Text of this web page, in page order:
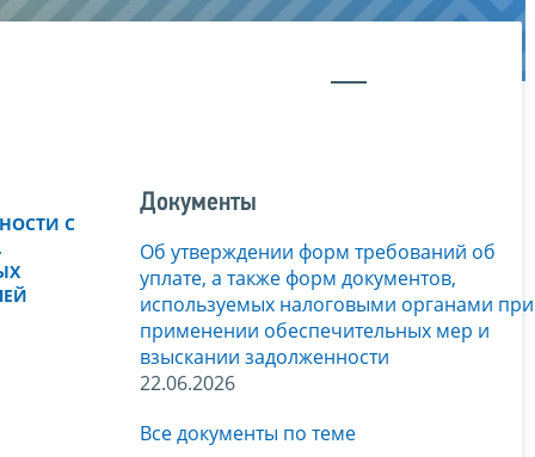
С
Документы
Об утверждении форм требований об
уплате, а также форм документов,
используемых налоговыми органами при
применении обеспечительных мер и
взыскании задолженности
22.06.2026
Все документы по теме